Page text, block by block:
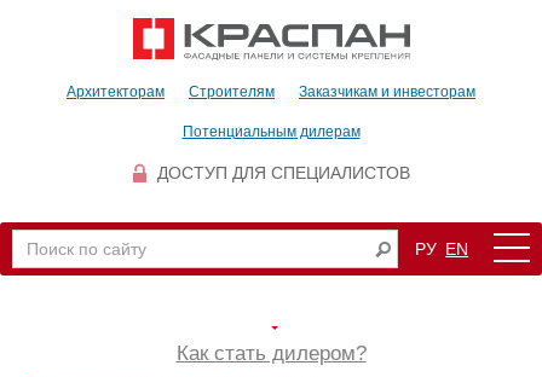
Архитекторам Строителям Заказчикам и инвесторам
Потенциальным дилерам
ДОСТУП ДЛЯ СПЕЦИАЛИСТОВ
РУ EN
Как стать дилером?